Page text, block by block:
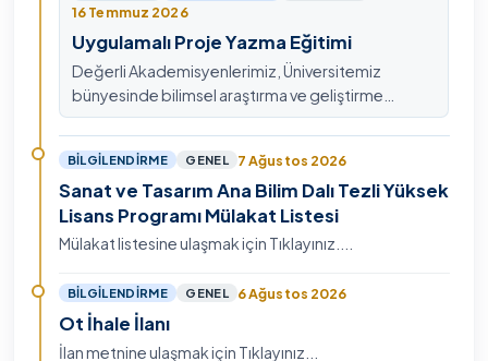
16 Temmuz 2026
Uygulamalı Proje Yazma Eğitimi
Değerli Akademisyenlerimiz, Üniversitemiz
bünyesinde bilimsel araştırma ve geliştirme
kültürünü güçlendirmek, ulusal ve uluslararası fon
mekanizmala…
BILGILENDIRME GENEL 7 Ağustos 2026
Sanat ve Tasarım Ana Bilim Dalı Tezli Yüksek
Lisans Programı Mülakat Listesi
Mülakat listesine ulaşmak için Tıklayınız....
BILGILENDIRME GENEL 6 Ağustos 2026
Ot İhale İlanı
İlan metnine ulaşmak için Tıklayınız...